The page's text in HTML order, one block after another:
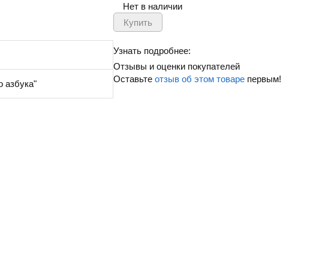
азбука"
Нет в наличии
Узнать подробнее:
Отзывы и оценки покупателей
Оставьте отзыв об этом товаре первым!